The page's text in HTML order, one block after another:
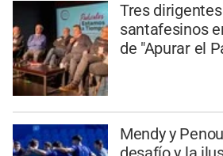
Tres
santafesinos
de "Apurar el
Mendy y